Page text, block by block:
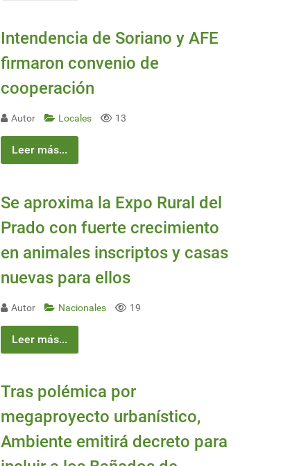
Intendencia de Soriano y AFE
firmaron convenio de
cooperación
Autor Locales 13
Leer más...
Se aproxima la Expo Rural del
Prado con fuerte crecimiento
en animales inscriptos y casas
nuevas para ellos
Autor Nacionales 19
Leer más...
Tras polémica por
megaproyecto urbanístico,
Ambiente emitirá decreto para